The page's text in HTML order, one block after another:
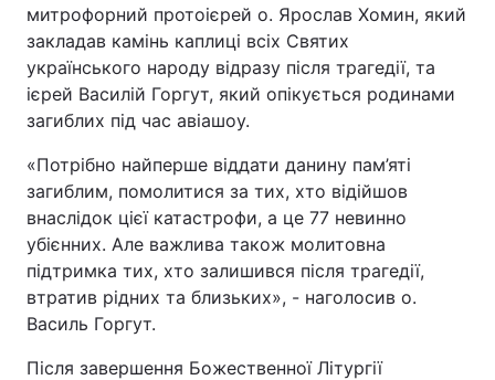
митрофорний протоієрей о. Ярослав Хомин, який
закладав камінь каплиці всіх Святих
українського народу відразу після трагедії, та
ієрей Василій Горгут, який опікується родинами
загиблих під час авіашоу.
«Потрібно найперше віддати данину пам’яті
загиблим, помолитися за тих, хто відійшов
внаслідок цієї катастрофи, а це 77 невинно
убієнних. Але важлива також молитовна
підтримка тих, хто залишився після трагедії,
втратив рідних та близьких», - наголосив о.
Василь Горгут.
Після завершення Божественної Літургії